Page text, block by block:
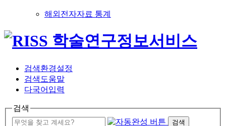
해외전자자료 통계
검색환경설정
검색도움말
다국어입력
검색
검색